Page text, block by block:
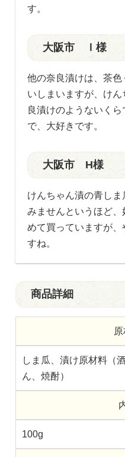
す。
大阪市 Ｉ様
他の奈良漬けは、茶色
いしまいますが、け
良漬けのようないく
で、大好きです。
大阪市 H様
けんちゃん漬の青し
みませんというほど
めて買っていますが
すね。
商品詳細
しま瓜、漬け原材料（
ん、焼酎）
100g